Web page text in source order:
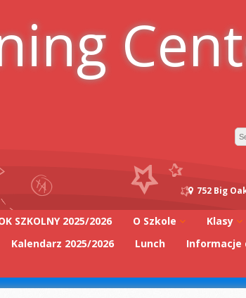
752 Big
SZKOLNY 2025/2026
O Szkole
Adres szkoły
2025/2026
Klasy
Klasa
Klasa
Kalendarz 2025/2026 Lunch
Informacje
Stypendia